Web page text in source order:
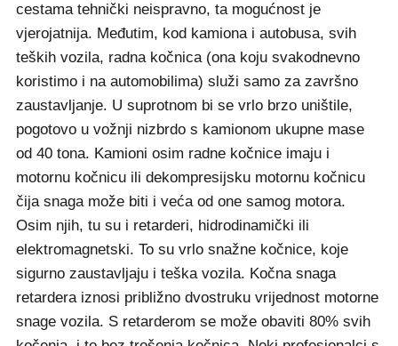
cestama tehnički neispravno, ta mogućnost je
vjerojatnija. Međutim, kod kamiona i autobusa, svih
teških vozila, radna kočnica (ona koju svakodnevno
koristimo i na automobilima) služi samo za završno
zaustavljanje. U suprotnom bi se vrlo brzo uništile,
pogotovo u vožnji nizbrdo s kamionom ukupne mase
od 40 tona. Kamioni osim radne kočnice imaju i
motornu kočnicu ili dekompresijsku motornu kočnicu
čija snaga može biti i veća od one samog motora.
Osim njih, tu su i retarderi, hidrodinamički ili
elektromagnetski. To su vrlo snažne kočnice, koje
sigurno zaustavljaju i teška vozila. Kočna snaga
retardera iznosi približno dvostruku vrijednost motorne
snage vozila. S retarderom se može obaviti 80% svih